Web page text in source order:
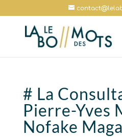
# La
Pierre-Yves
Nofake